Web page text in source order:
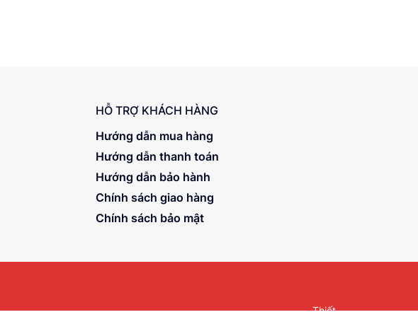
HỖ TRỢ KHÁCH HÀNG
Hướng dẫn mua hàng
Hướng dẫn thanh toán
Hướng dẫn bảo hành
Chính sách giao hàng
Chính sách bảo mật
Thiết